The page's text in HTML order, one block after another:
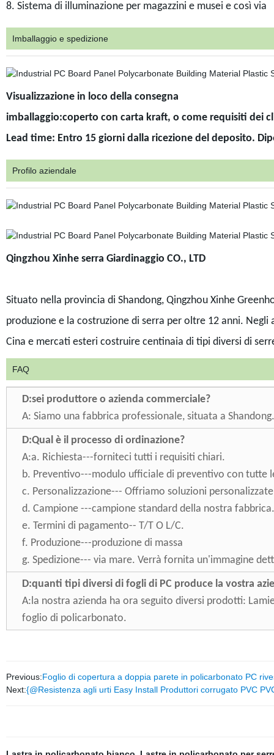
8. Sistema di illuminazione per magazzini e musei e così via
Imballaggio e spedizione
Visualizzazione in loco della consegna
imballaggio:coperto con carta kraft, o come requisiti dei
Lead time: Entro 15 giorni dalla ricezione del deposito.
Profilo aziendale
Qingzhou Xinhe serra Giardinaggio CO., LTD
Situato nella provincia di Shandong, Qingzhou Xinhe
produzione e la costruzione di serra per oltre 12 anni.
Cina e mercati esteri costruire centinaia di tipi diversi di
FAQ
D:sei produttore o azienda commerciale?
A: Siamo una fabbrica professionale, situata a Shandong.
D:Qual è il processo di ordinazione?
A:a. Richiesta---forniteci tutti i requisiti chiari.
b. Preventivo---modulo ufficiale di preventivo con tutte
c. Personalizzazione--- Offriamo soluzioni
d. Campione ---campione standard della nostra fabbrica.
e. Termini di pagamento-- T/T O L/C.
f. Produzione---produzione di massa
g. Spedizione--- via mare. Verrà fornita un'immagine
D:quanti tipi diversi di fogli di PC produce la vostra
A:la nostra azienda ha ora seguito diversi prodotti:
foglio di policarbonato.
Previous:Foglio di copertura a doppia parete in policarbonato PC
Next:{@Resistenza agli urti Easy Install Produttori corrugato PVC